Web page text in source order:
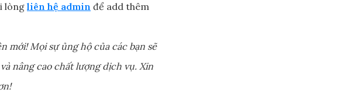
lòng liên hệ admin để add thêm
mới! Mọi sự ủng hộ của các bạn sẽ
nâng cao chất lượng dịch vụ. Xin